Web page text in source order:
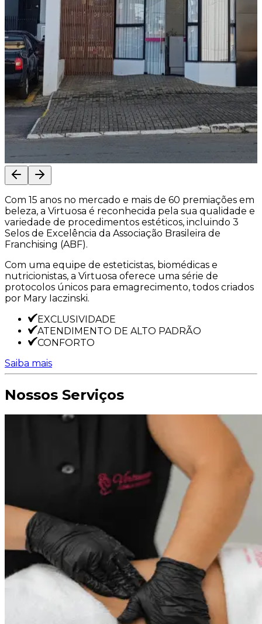
Com 15 anos no mercado e mais de 60 premiações em
beleza, a Virtuosa é reconhecida pela sua qualidade e
variedade de procedimentos estéticos, incluindo 3
Selos de Excelência da Associação Brasileira de
Franchising (ABF).
Com uma equipe de esteticistas, biomédicas e
nutricionistas, a Virtuosa oferece uma série de
protocolos únicos para emagrecimento, todos criados
por Mary Iaczinski.
EXCLUSIVIDADE
ATENDIMENTO DE ALTO PADRÃO
CONFORTO
Saiba mais
Nossos Serviços